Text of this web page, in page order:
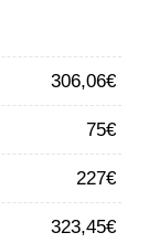
306,06€
75€
227€
323,45€